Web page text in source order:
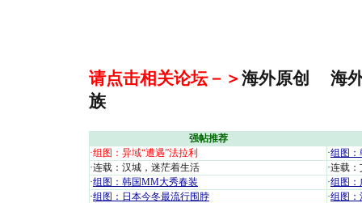
请点击相关论坛－＞海外原创
海
族
强帖推荐
·组图：异域“遭遇”法拉利 ·组图：
·连载：汉城，迷茫着生活 ·连载：
·组图：韩国MM大秀春装 ·组图：
·组图：日本今冬最流行围脖 ·组图